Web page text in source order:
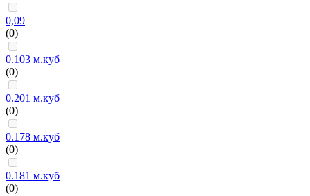
0,09
(0)
0.103 м.куб
(0)
0.201 м.куб
(0)
0.178 м.куб
(0)
0.181 м.куб
(0)